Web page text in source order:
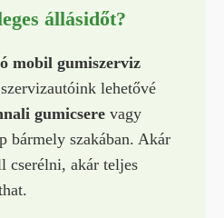
állásidőt?
mobil gumiszerviz
lehetővé
gumicsere vagy
bármely szakában. Akár
cserélni, akár teljes